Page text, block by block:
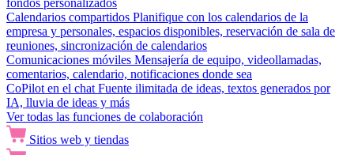
fondos personalizados
Calendarios compartidos Planifique con los calendarios de la
empresa y personales, espacios disponibles, reservación de sala de
reuniones, sincronización de calendarios
Comunicaciones móviles Mensajería de equipo, videollamadas,
comentarios, calendario, notificaciones donde sea
CoPilot en el chat Fuente ilimitada de ideas, textos generados por
IA, lluvia de ideas y más
Ver todas las funciones de colaboración
Sitios web y tiendas